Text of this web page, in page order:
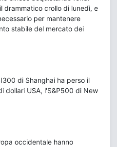
drammatico crollo di lunedì, e
per mantenere
stabile del mercato dei
di Shanghai ha perso il
dollari USA, l'S&P500 di New
occidentale hanno